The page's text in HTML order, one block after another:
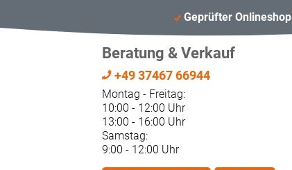
Geprüfter Onlineshop
Beratung & Verkauf
+49 37467 66944
Montag - Freitag:
10:00 - 12:00 Uhr
13:00 - 16:00 Uhr
Samstag:
9:00 - 12:00 Uhr